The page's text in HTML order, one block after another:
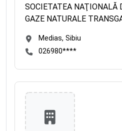
SOCIETATEA NAŢIONALĂ
GAZE NATURALE
Medias, Sibiu
026980****